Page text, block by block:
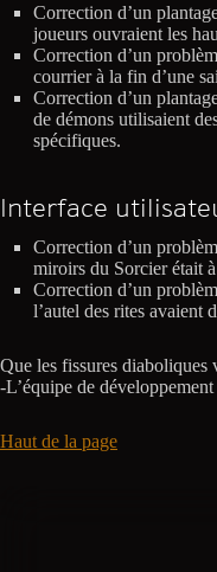
Correction d’un
joueurs ouvraient les
Correction d’un
courrier à la fin d’une
Correction d’un
de démons utilisaient
spécifiques.
Interface
Correction d’un
miroirs du Sorcier était
Correction d’un
l’autel des rites avaient
Que les fissures diaboliques
-L’équipe de
Haut de la page